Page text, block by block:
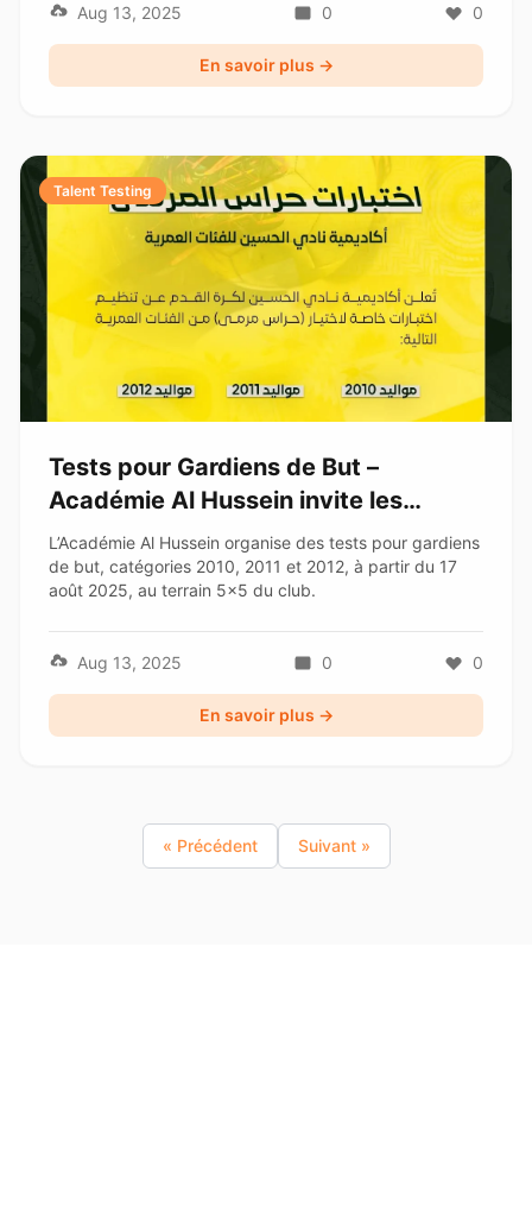
Aug 13, 2025 0 0
En savoir plus →
Talent Testing
Tests pour Gardiens de But –
Académie Al Hussein invite les
joueurs nés en 2010, 2011 et 2012
L’Académie Al Hussein organise des tests pour gardiens
de but, catégories 2010, 2011 et 2012, à partir du 17
août 2025, au terrain 5×5 du club.
Aug 13, 2025 0 0
En savoir plus →
« Précédent Suivant »